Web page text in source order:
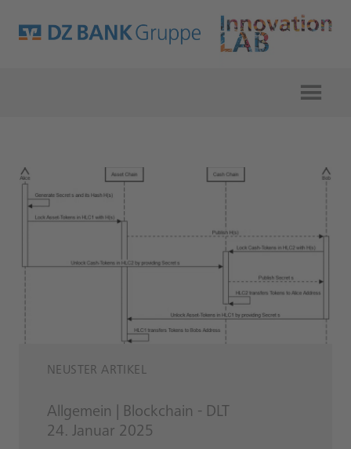
NEUSTER ARTIKEL
Allgemein
Blockchain - DLT
24. Januar 2025